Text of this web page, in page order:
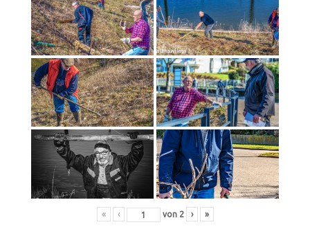
« ‹ von 2 › »